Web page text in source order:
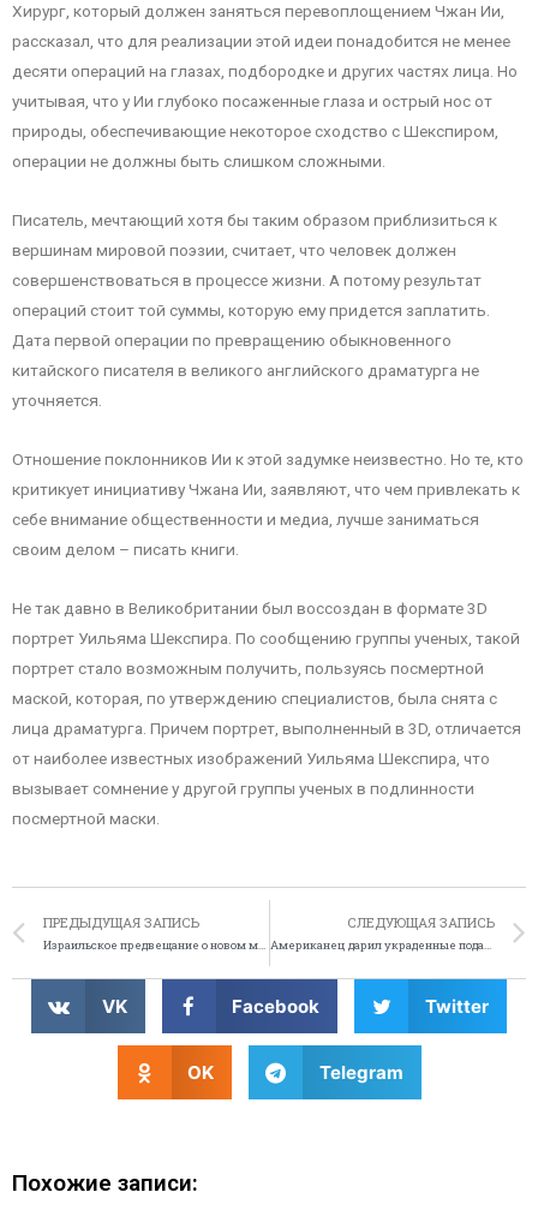
Хирург, который должен заняться перевоплощением Чжан Ии,
рассказал, что для реализации этой идеи понадобится не менее
десяти операций на глазах, подбородке и других частях лица. Но
учитывая, что у Ии глубоко посаженные глаза и острый нос от
природы, обеспечивающие некоторое сходство с Шекспиром,
операции не должны быть слишком сложными.
Писатель, мечтающий хотя бы таким образом приблизиться к
вершинам мировой поэзии, считает, что человек должен
совершенствоваться в процессе жизни. А потому результат
операций стоит той суммы, которую ему придется заплатить.
Дата первой операции по превращению обыкновенного
китайского писателя в великого английского драматурга не
уточняется.
Отношение поклонников Ии к этой задумке неизвестно. Но те, кто
критикует инициативу Чжана Ии, заявляют, что чем привлекать к
себе внимание общественности и медиа, лучше заниматься
своим делом – писать книги.
Не так давно в Великобритании был воссоздан в формате 3D
портрет Уильяма Шекспира. По сообщению группы ученых, такой
портрет стало возможным получить, пользуясь посмертной
маской, которая, по утверждению специалистов, была снята с
лица драматурга. Причем портрет, выполненный в 3D, отличается
от наиболее известных изображений Уильяма Шекспира, что
вызывает сомнение у другой группы ученых в подлинности
посмертной маски.
ПРЕДЫДУЩАЯ ЗАПИСЬ
Израильское предвещание о новом мессии
СЛЕДУЮЩАЯ ЗАПИСЬ
Американец дарил украденные подарки
VK Facebook Twitter
OK Telegram
Похожие записи: